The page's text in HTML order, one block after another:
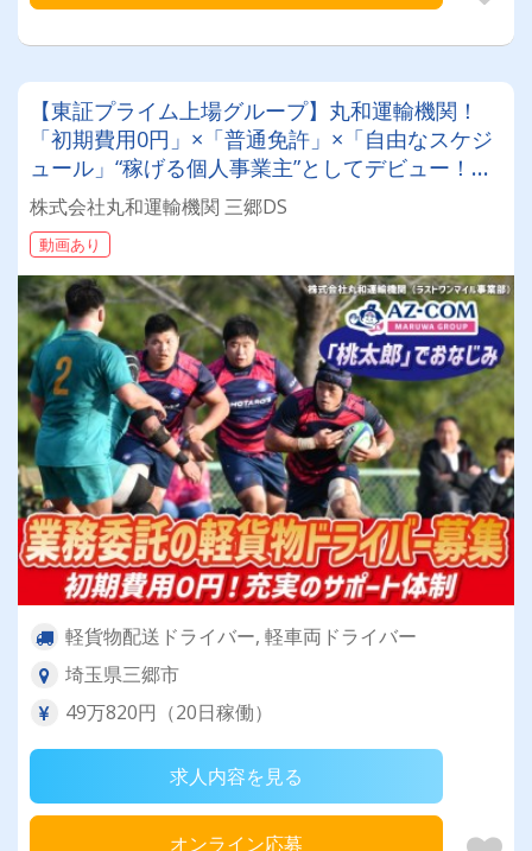
【東証プライム上場グループ】丸和運輸機関！
「初期費用0円」×「普通免許」×「自由なスケジ
ュール」“稼げる個人事業主”としてデビュー！確
定申告など充実のサポート体制も♪
株式会社丸和運輸機関 三郷DS
動画あり
軽貨物配送ドライバー, 軽車両ドライバー
埼玉県三郷市
49万820円（20日稼働）
求人内容を見る
オンライン応募